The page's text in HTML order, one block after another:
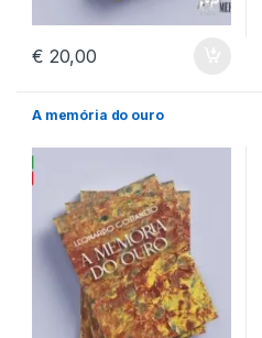
€ 20,00
A memória do ouro